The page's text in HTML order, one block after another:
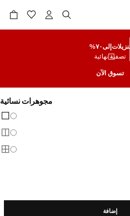
تنزيلاتإلى٧٠%
تصفية نهائية
تسوق الآن
مجوهرات نسائية
إضافة